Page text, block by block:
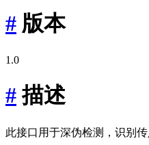
# 版本
1.0
#描述
此接口用于深伪检测，识别